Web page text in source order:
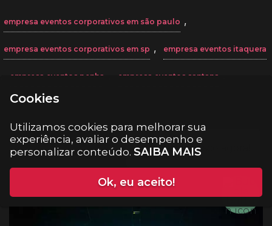
empresa eventos corporativos em são paulo ,
empresa eventos corporativos em sp , empresa eventos itaquera
empresa eventos penha empresa eventos santana
Cookies
Utilizamos cookies para melhorar sua
experiência, avaliar o desempenho e
personalizar conteúdo. SAIBA MAIS
Ok, eu aceito!